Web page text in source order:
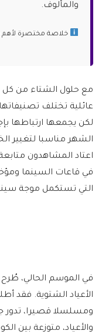
والمألوف.
خلاصة مختصرة لأهم
مع حلول الشتاء من كل
عائلية تختلف
لكن يجمعها ارتباطها
الشهر مناسبا لتغيير
اعتاد المشاهدون
في قاعات السينما
التي تستكمل موجة
ومسلسلا قصيرا، تدور
والأعياد، متوزعة بين